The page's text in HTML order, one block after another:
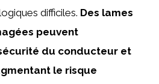
difficiles. Des lames
peuvent
du conducteur et
le risque